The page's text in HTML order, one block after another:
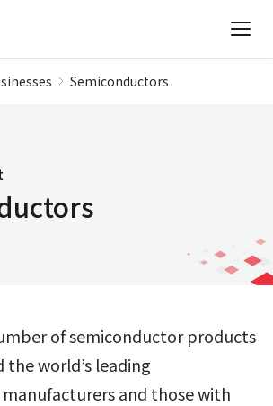
Semiconductors
of semiconductor products
world’s leading
and those with